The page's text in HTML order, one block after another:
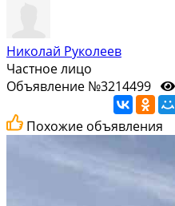
Николай Руколеев
Частное лицо
Объявление №3214499
Похожие объявления